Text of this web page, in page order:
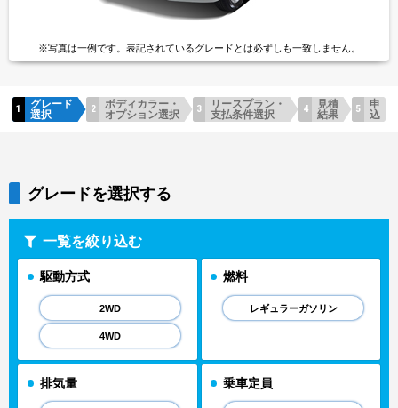
※写真は一例です。 表記されているグレードとは必ずしも一致しません。
グレード
選択
ボディカラー・
オプション選択
リースプラン・
支払条件選択
見積
結果
申
込
グレードを選択する
一覧を絞り込む
駆動方式
2WD
4WD
燃料
レギュラーガソリン
排気量 乗車定員